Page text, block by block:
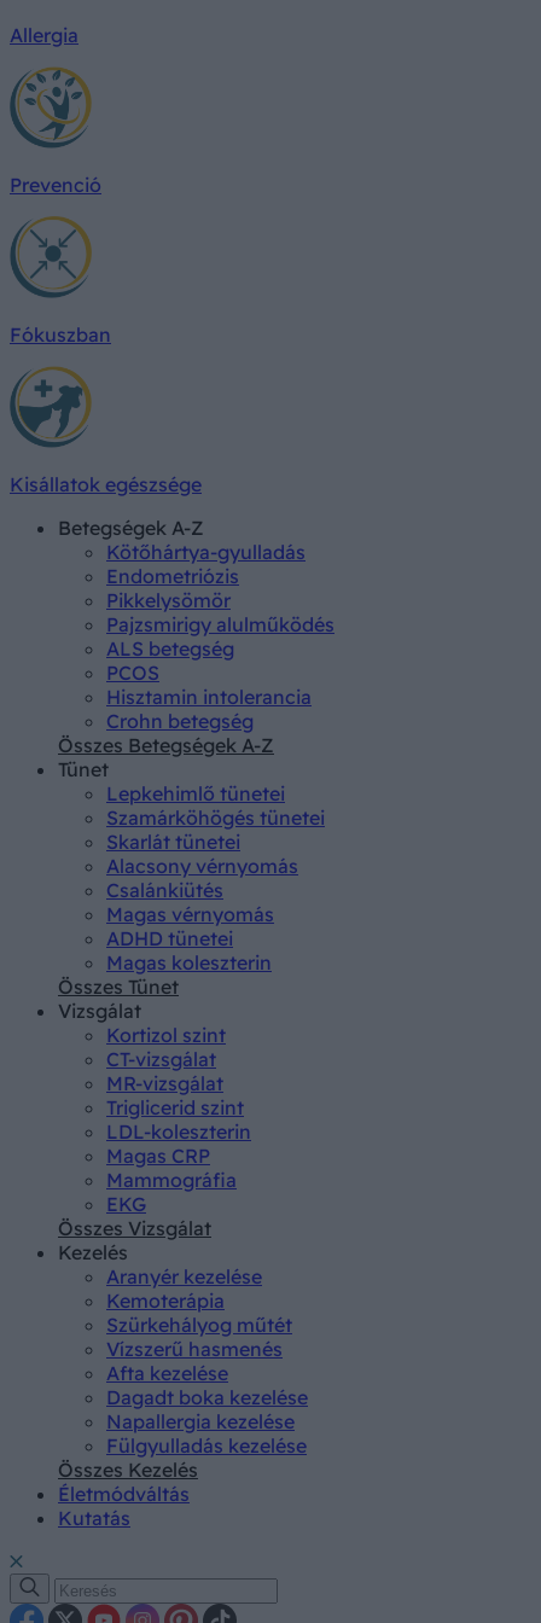
Allergia
Prevenció
Fókuszban
Kisállatok egészsége
Betegségek A-Z
Kötőhártya-gyulladás
Endometriózis
Pikkelysömör
Pajzsmirigy alulműködés
ALS betegség
PCOS
Hisztamin intolerancia
Crohn betegség
Összes Betegségek A-Z
Tünet
Lepkehimlő tünetei
Szamárköhögés tünetei
Skarlát tünetei
Alacsony vérnyomás
Csalánkiütés
Magas vérnyomás
ADHD tünetei
Magas koleszterin
Összes Tünet
Vizsgálat
Kortizol szint
CT-vizsgálat
MR-vizsgálat
Triglicerid szint
LDL-koleszterin
Magas CRP
Mammográfia
EKG
Összes Vizsgálat
Kezelés
Aranyér kezelése
Kemoterápia
Szürkehályog műtét
Vízszerű hasmenés
Afta kezelése
Dagadt boka kezelése
Napallergia kezelése
Fülgyulladás kezelése
Összes Kezelés
Életmódváltás
Kutatás